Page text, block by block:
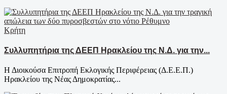
Κρήτη
Συλλυπητήρια της ΔΕΕΠ Ηρακλείου της Ν.Δ. για την...
Η Διοικούσα Επιτροπή Εκλογικής Περιφέρειας (Δ.Ε.Ε.Π.)
Ηρακλείου της Νέας Δημοκρατίας...